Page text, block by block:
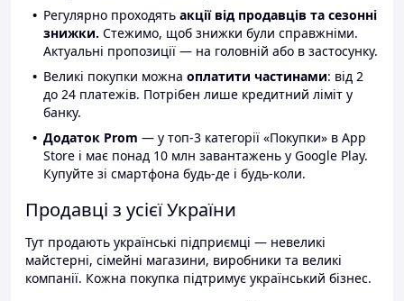
Регулярно проходять акції від продавців та сезонні
знижки. Стежимо, щоб знижки були справжніми.
Актуальні пропозиції — на головній або в застосунку.
Великі покупки можна оплатити частинами: від 2
до 24 платежів. Потрібен лише кредитний ліміт у
банку.
Додаток Prom — у топ-3 категорії «Покупки» в App
Store і має понад 10 млн завантажень у Google Play.
Купуйте зі смартфона будь-де і будь-коли.
Продавці з усієї України
Тут продають українські підприємці — невеликі
майстерні, сімейні магазини, виробники та великі
компанії. Кожна покупка підтримує український бізнес.